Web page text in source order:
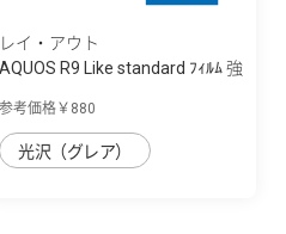
レイ・アウト
AQUOS R9 Like standard ﾌｨﾙﾑ 強
参考価格￥880
光沢（グレア）